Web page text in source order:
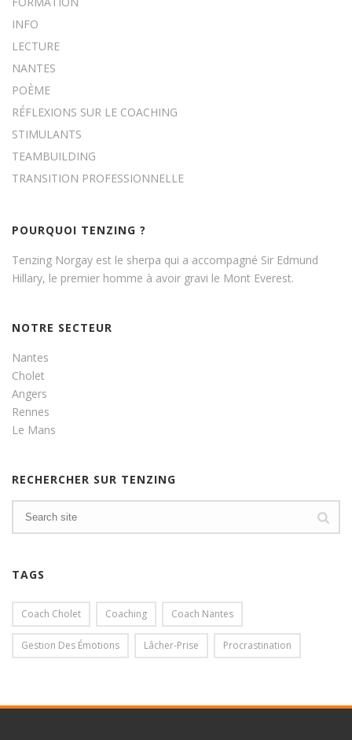
INFO
LECTURE
NANTES
POÈME
RÉFLEXIONS SUR LE COACHING
STIMULANTS
TEAMBUILDING
TRANSITION PROFESSIONNELLE
POURQUOI TENZING ?
Tenzing Norgay est le sherpa qui a accompagné Sir Edmund
Hillary, le premier homme à avoir gravi le Mont Everest.
NOTRE SECTEUR
Nantes
Cholet
Angers
Rennes
Le Mans
RECHERCHER SUR TENZING
TAGS
Coach Cholet Coaching Coach Nantes
Gestion Des Émotions Lâcher-Prise Procrastination